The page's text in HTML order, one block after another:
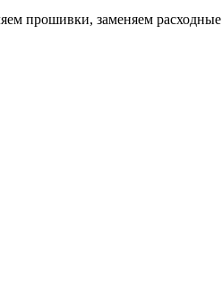
прошивки, заменяем